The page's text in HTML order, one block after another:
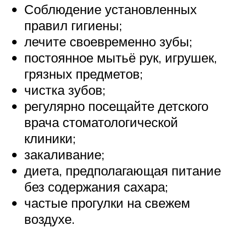
Соблюдение установленных
правил гигиены;
лечите своевременно зубы;
постоянное мытьё рук, игрушек,
грязных предметов;
чистка зубов;
регулярно посещайте детского
врача стоматологической
клиники;
закаливание;
диета, предполагающая питание
без содержания сахара;
частые прогулки на свежем
воздухе.